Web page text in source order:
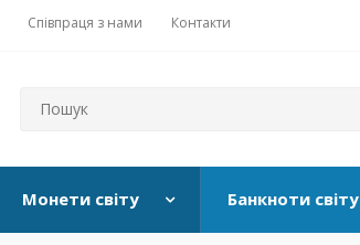
Співпраця з нами Контакти
Монети світу Банкноти світу